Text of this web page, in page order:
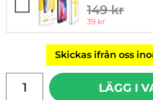
tidigare
149 kr
rea pris
39 kr
Skickas ifrån oss
LÄGG I